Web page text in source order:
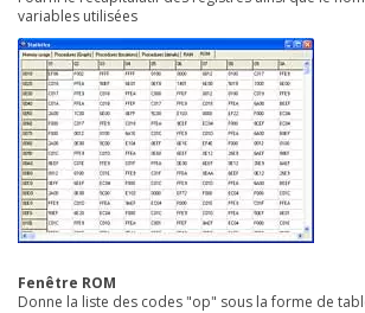
variables utilisées
Fenêtre ROM
Donne la liste des codes "op" sous la forme de